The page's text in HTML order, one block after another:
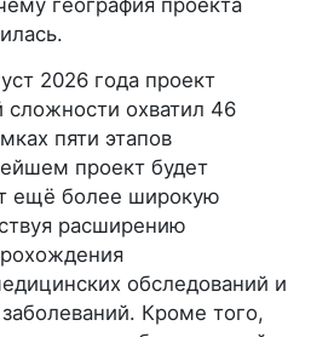
2026 года проект
охватил 46
пяти этапов
проект будет
ещё более широкую
расширению
обследований и
Кроме того,